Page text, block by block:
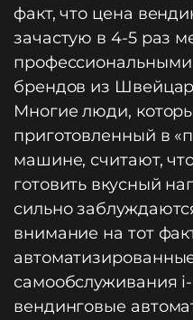
факт, что цена
зачастую в 4-5 раз
брендов из
Многие люди,
приготовленный в
машине, считают,
готовить вкусный
сильно
внимание на тот
самообслуживания
вендинговые